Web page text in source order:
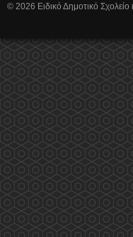
© 2026 Ειδικό Δημοτικό